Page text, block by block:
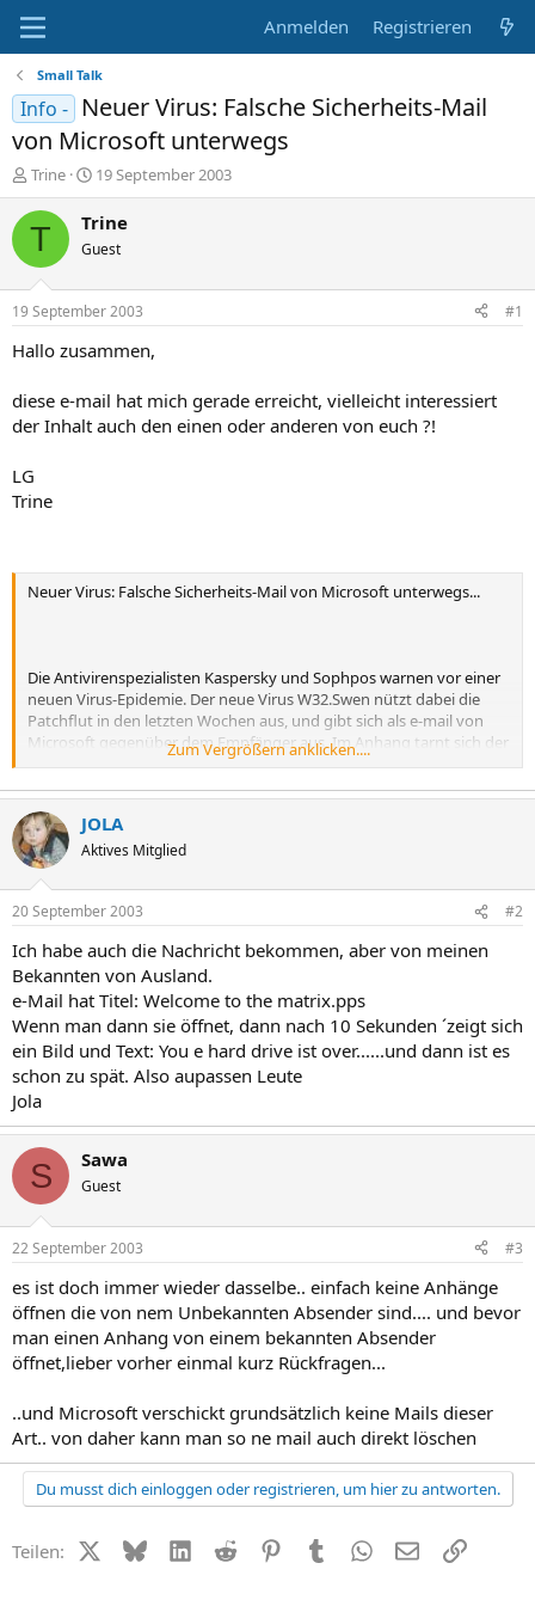
Anmelden Registrieren
Small Talk
Info -
Neuer Virus: Falsche Sicherheits-Mail
von Microsoft unterwegs
E
r
s
t
e
r
Trine
E
r
s
e
t
a
19 September 2003
T Trine
Guest
19 September 2003 #1
Hallo zusammen,
diese e-mail hat mich gerade erreicht, vielleicht interessiert
der Inhalt auch den einen oder anderen von euch ?!
LG
Trine
Neuer Virus: Falsche Sicherheits-Mail von Microsoft unterwegs...
Die Antivirenspezialisten Kaspersky und Sophpos warnen vor einer
neuen Virus-Epidemie. Der neue Virus W32.Swen nützt dabei die
Patchflut in den letzten Wochen aus, und gibt sich als e-mail von
Microsoft gegenüber dem Empfänger aus. Im Anhang tarnt sich der
Virus als Sicherheitupdate. Wird dieser ausgeführt oder wird die
Mail mit einem ungepatchten Microsoft Outlook empfangen, wird
der Virus aktiv. Der durchsucht dann den Rechner des Opfers nach
e-mail-Adressen an die er sich weiterversendet. Auch nutzt er Kazaa
und das IRC-Chat-Netzwerk um sich weiterzuverbreiten. Und dies
tut er sehr effektiv, da bereits in den letzten Stunden zahlreiche
infizierte Mails im Umlauf sind. Wir empfehlen daher NIEMALS
angebliche Updates in Mailanhängen zu installieren, da
verbreitet werden.
Mehr dazu auf unserer Homepage:
http://www.virus-aktuell.de
Zum Vergrößern anklicken....
JOLA
Aktives Mitglied
20 September 2003 #2
Ich habe auch die Nachricht bekommen, aber von meinen
Bekannten von Ausland.
e-Mail hat Titel: Welcome to the matrix.pps
Wenn man dann sie öffnet, dann nach 10 Sekunden ´zeigt sich
ein Bild und Text: You e hard drive ist over......und dann ist es
schon zu spät. Also aupassen Leute
Jola
S Sawa
Guest
22 September 2003 #3
es ist doch immer wieder dasselbe.. einfach keine Anhänge
öffnen die von nem Unbekannten Absender sind.... und bevor
man einen Anhang von einem bekannten Absender
öffnet,lieber vorher einmal kurz Rückfragen...
..und Microsoft verschickt grundsätzlich keine Mails dieser
Art.. von daher kann man so ne mail auch direkt löschen
Du musst dich einloggen oder registrieren, um hier zu antworten.
Teilen: X (Twitter)
BlueskyLinkedIn
Reddit PinterestTumblr WhatsApp
E-MailLink